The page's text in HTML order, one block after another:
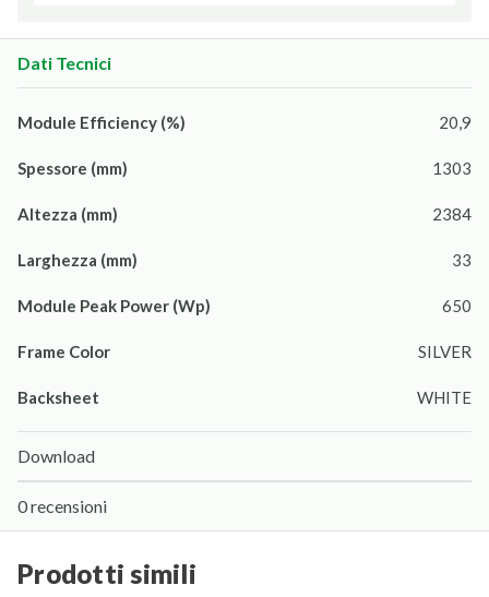
Dati Tecnici
Module Efficiency (%) 20,9
Spessore (mm) 1303
Altezza (mm) 2384
Larghezza (mm) 33
Module Peak Power (Wp) 650
Frame Color SILVER
Backsheet WHITE
Download
0 recensioni
prodotti simili